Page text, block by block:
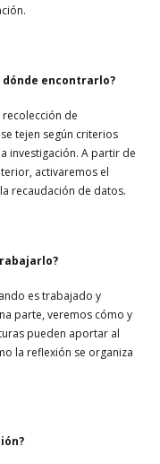
encontrarlo?
de
tejen según criterios
investigación. A partir de
activaremos el
recaudación de datos.
es trabajado y
parte, veremos cómo y
pueden aportar al
la reflexión se organiza